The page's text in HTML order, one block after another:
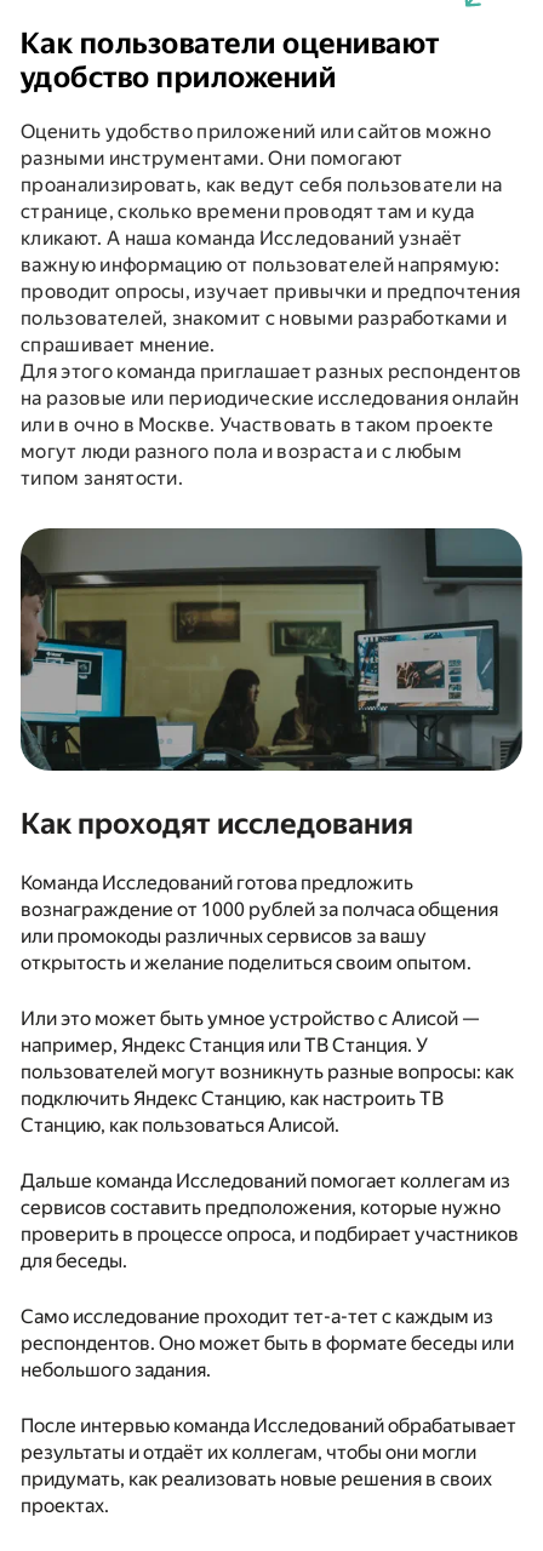
Как пользователи оценивают
удобство приложений
Оценить удобство приложений или сайтов можно
разными инструментами. Они помогают
проанализировать, как ведут себя пользователи на
странице, сколько времени проводят там и куда
кликают. А наша команда Исследований узнаёт
важную информацию от пользователей напрямую:
проводит опросы, изучает привычки и предпочтения
пользователей, знакомит с новыми разработками и
спрашивает мнение.
Для этого команда приглашает разных респондентов
на разовые или периодические исследования онлайн
или в очно в Москве. Участвовать в таком проекте
могут люди разного пола и возраста и с любым
типом занятости.
Как проходят исследования
Команда Исследований готова предложить
вознаграждение от 1000 рублей за полчаса общения
или промокоды различных сервисов за вашу
открытость и желание поделиться своим опытом.
Или это может быть умное устройство с Алисой —
например, Яндекс Станция или ТВ Станция. У
пользователей могут возникнуть разные вопросы: как
подключить Яндекс Станцию, как настроить ТВ
Станцию, как пользоваться Алисой.
Дальше команда Исследований помогает коллегам из
сервисов составить предположения, которые нужно
проверить в процессе опроса, и подбирает участников
для беседы.
Само исследование проходит тет-а-тет с каждым из
респондентов. Оно может быть в формате беседы или
небольшого задания.
После интервью команда Исследований обрабатывает
результаты и отдаёт их коллегам, чтобы они могли
придумать, как реализовать новые решения в своих
проектах.